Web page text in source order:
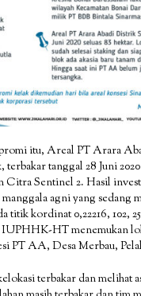
itu, Areal PT Arara
tanggal 28 Juni
Citra Sentinel 2. Hasil
agni yang sedang
titik kordinat 0,22216, 102,
HT menemukan
PT AA, Desa Merbau,
terbakar dan melihat